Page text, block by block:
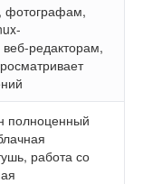
фотографам,
редакторам,
полноценный
работа со